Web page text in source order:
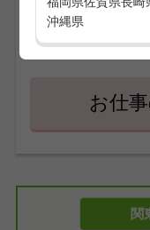
福岡県佐賀県長崎
沖縄県
『博報堂グループ』
未経験でも安心！20
プできるチャンス
お仕
関